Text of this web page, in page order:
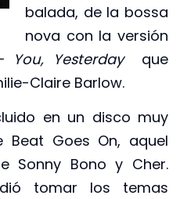
balada, de la bossa
nova con la versión
You, Yesterday
que
Claire Barlow.
en un disco muy
Beat Goes On, aquel
Sonny Bono y Cher.
tomar los temas